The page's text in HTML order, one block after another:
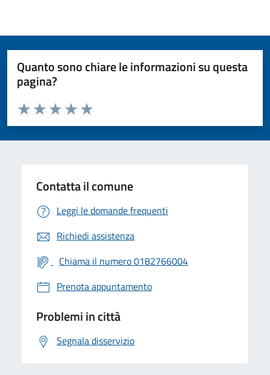
Quanto sono chiare le informazioni su questa
pagina?
Valuta da 1 a 5 stelle la pagina
Valuta 5 stelle su 5
Valuta 4 stelle su 5
Valuta 3 stelle su 5
Valuta 2 stelle su 5
Valuta 1 stelle su 5
Contatta il comune
Leggi le domande frequenti
Richiedi assistenza
Chiama il numero 0182766004
Prenota appuntamento
Problemi in città
Segnala disservizio